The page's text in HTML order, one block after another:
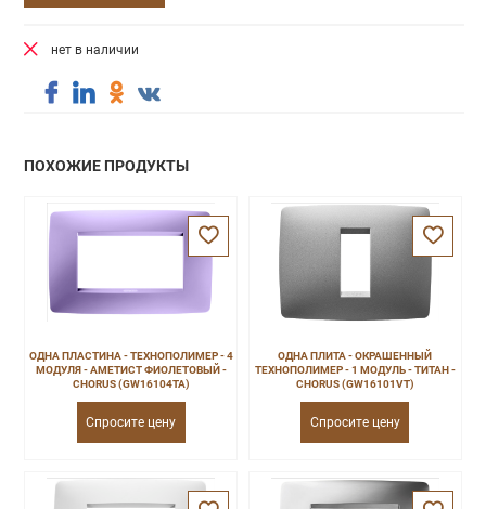
нет в наличии
ПОХОЖИЕ ПРОДУКТЫ
ОДНА ПЛАСТИНА - ТЕХНОПОЛИМЕР - 4
МОДУЛЯ - АМЕТИСТ ФИОЛЕТОВЫЙ -
CHORUS (GW16104TA)
Спросите цену
ОДНА ПЛИТА - ОКРАШЕННЫЙ
ТЕХНОПОЛИМЕР - 1 МОДУЛЬ - ТИТАН -
CHORUS (GW16101VT)
Спросите цену